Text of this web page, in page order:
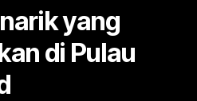
yang
di Pulau